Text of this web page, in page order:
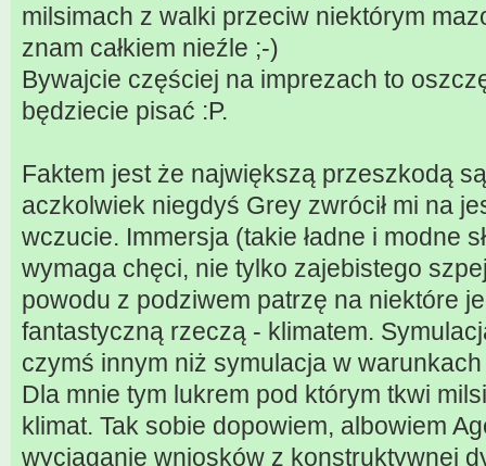
milsimach z walki przeciw niektórym
znam całkiem nieźle ;-)
Bywajcie częściej na imprezach to
będziecie pisać :P.
Faktem jest że największą przeszkodą
aczkolwiek niegdyś Grey zwrócił mi na
wczucie. Immersja (takie ładne i modne
wymaga chęci, nie tylko zajebistego
powodu z podziwem patrzę na niektóre
fantastyczną rzeczą - klimatem.
czymś innym niż symulacja w
Dla mnie tym lukrem pod którym tkwi
klimat. Tak sobie dopowiem, albowiem
wyciąganie wniosków z konstruktywnej